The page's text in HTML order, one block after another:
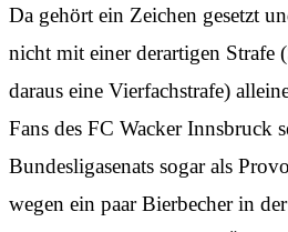
Da gehört ein Zeichen gesetzt
nicht mit einer derartigen Strafe
daraus eine Vierfachstrafe)
Fans des FC Wacker Innsbruck
Bundesligasenats sogar als
wegen ein paar Bierbecher in